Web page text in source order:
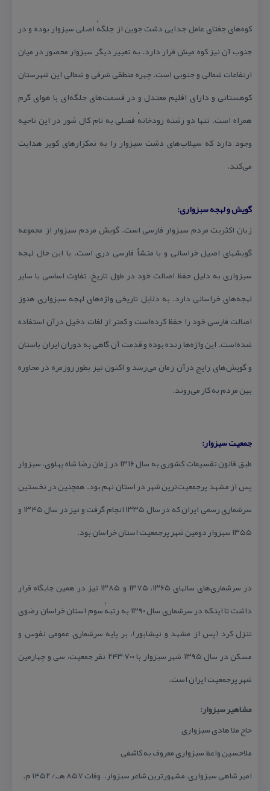
كوه‌های جغتای عامل جدایی دشت جوین از جلگهٔ اصلی سبزوار بوده و در
جنوب آن نیز كوه میش قرار دارد. به تعبیر دیگر سبزوار محصور در میان
ارتفاعات شمالی و جنوبی است. چهره منطقی شرقی و شمالی این شهرستان
كوهستانی و دارای اقلیم معتدل و در قسمت‌های جلگه‌ای با هوای گرم
همراه است. تنها دو رشته رودخانهٔ فصلی به نام كال شور در این ناحیه
وجود دارد كه سیلاب‌های دشت سبزوار را به نمكزارهای كویر هدایت
می‌كند.
گویش و لهجه سبزواری:
زبان اكثریت مردم سبزوار فارسی است. گویش مردم سبزوار از مجموعه
گویشهای اصیل خراسانی و با منشأ فارسی دری است. با این حال لهجه
سبزواری به دلیل حفظ اصالت خود در طول تاریخ، تفاوت اساسی با سایر
لهجه‌های خراسانی دارد. به دلایل تاریخی واژه‌های لهجه سبزواری هنوز
اصالت فارسی خود را حفظ كرده‌است و كمتر از لغات دخیل درآن استفاده
شده‌است. این واژه‌ها زنده بوده و قدمت آن گاهی به دوران ایران باستان
و گویش‌های رایج درآن زمان می‌رسد و اكنون نیز بطور روزمره در محاوره
بین مردم به كار می‌روند.
جمعیت سبزوار:
طبق قانون تقسیمات كشوری به سال ۱۳۱۶ در زمان رضا شاه پهلوی، سبزوار
پس از مشهد پرجمعیت‌ترین شهر در استان نهم بود. همچنین در نخستین
سرشماری رسمی ایران كه در سال ۱۳۳۵ انجام گرفت و نیز در سال ۱۳۴۵ و
۱۳۵۵ سبزوار دومین شهر پرجمعیت استان خراسان بود.
در سرشماری‌های سالهای ۱۳۶۵، ۱۳۷۵ و ۱۳۸۵ نیز در همین جایگاه قرار
داشت تا اینكه در سرشماری سال ۱۳۹۰ به رتبهٔ سوم استان خراسان رضوی
تنزل كرد (پس از مشهد و نیشابور). بر پایه سرشماری عمومی نفوس و
مسكن در سال ۱۳۹۵ شهر سبزوار با ۲۴۳٬۷۰۰ نفر جمعیت، سی و چهارمین
شهر پرجمعیت ایران است.
مشاهیر سبزوار:
حاج ملا هادی سبزواری
ملاحسین واعظ سبزواری معروف به كاشفی
امیر شاهی سبزواری، مشهورترین شاعر سبزوار. – وفات ۸۵۷ هـ./ ۱۴۵۲ م.